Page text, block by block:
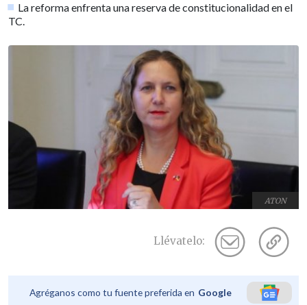
La reforma enfrenta una reserva de constitucionalidad en el
TC.
ATON
Llévatelo:
Agréganos como tu fuente preferida en Google